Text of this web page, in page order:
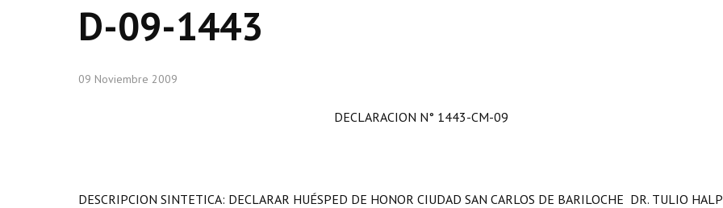
D-09-1443
09 Noviembre 2009
DECLARACION N° 1443-CM-09
DESCRIPCION SINTETICA: DECLARAR HUÉSPED DE HONOR CIUDAD SAN CARLOS DE BARILOCHE DR. TULIO